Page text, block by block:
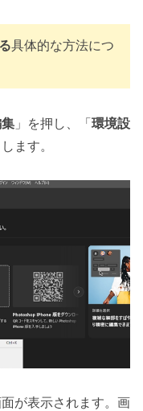
具体的な方法につ
」を押し、「環境設
ます。
が表示されます。画